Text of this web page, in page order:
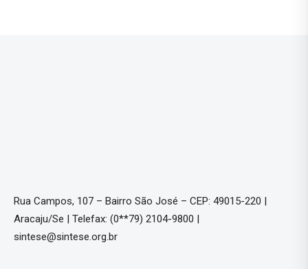
Rua Campos, 107 – Bairro São José – CEP: 49015-220 |
Aracaju/Se | Telefax: (0**79) 2104-9800 |
sintese@sintese.org.br